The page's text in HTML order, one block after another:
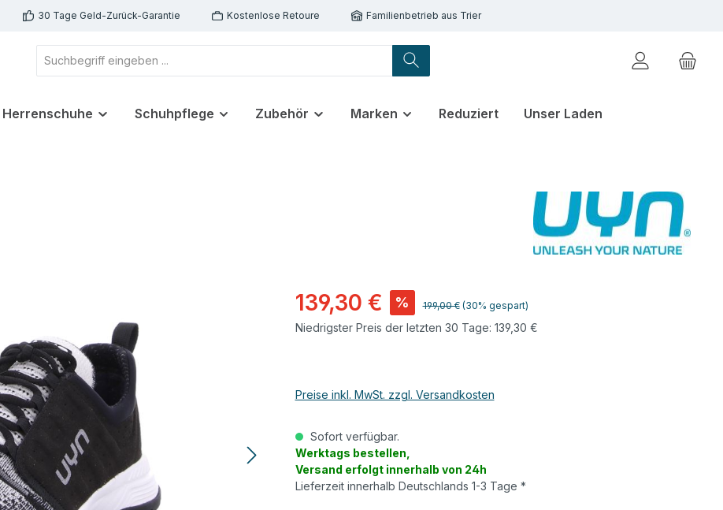
30 Tage Geld-Zurück-Garantie Kostenlose Retoure Familienbetrieb aus Trier
Herrenschuhe Schuhpflege Zubehör Marken Reduziert Unser Laden
139,30 € % Regulärer Preis:
199,00 € (30% gespart)
Niedrigster Preis der letzten 30 Tage: 139,30 €
Preise inkl. MwSt. zzgl. Versandkosten
Sofort verfügbar.
Werktags bestellen,
Versand erfolgt innerhalb von 24h
Lieferzeit innerhalb Deutschlands 1-3 Tage *